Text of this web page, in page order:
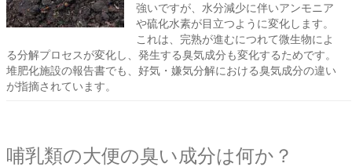
強いですが、水分減少に伴いアンモニア
や硫化水素が目立つように変化します。
これは、完熟が進むにつれて微生物によ
る分解プロセスが変化し、発生する臭気成分も変化するためです。
堆肥化施設の報告書でも、好気・嫌気分解における臭気成分の違い
が指摘されています。
哺乳類の大便の臭い成分は何か？